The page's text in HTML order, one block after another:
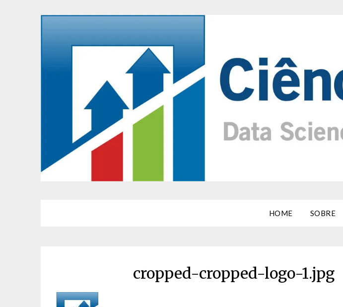
HOME SOBRE
cropped-cropped-logo-1.jpg